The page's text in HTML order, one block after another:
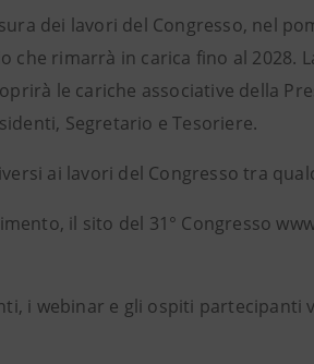
dei lavori del Congresso, nel
che rimarrà in carica fino al 2028.
le cariche associative della
Segretario e Tesoriere.
ai lavori del Congresso tra
il sito del 31° Congresso
i webinar e gli ospiti